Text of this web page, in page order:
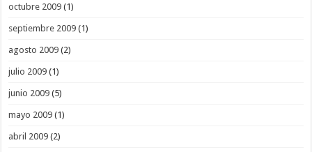
octubre 2009 (1)
septiembre 2009 (1)
agosto 2009 (2)
julio 2009 (1)
junio 2009 (5)
mayo 2009 (1)
abril 2009 (2)